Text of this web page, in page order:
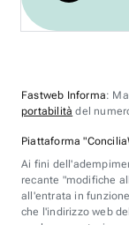
Fastweb Informa:
portabilità del
Piattaforma
Ai fini
recante "modifiche
all'entrata in
che l'indirizzo web